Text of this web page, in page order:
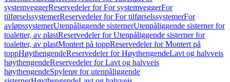
systemveggerReservedeler for For systemveggerFor
tilførselssystemerReservedeler for For tilførselssystemerFor
avløpssystemerUtenpåliggende sisternerUtenpåliggende sisterner for
toaletter, av plastReservedeler for Utenpåliggende sisterner for
toaletter, av plastMontert på toppReservedeler for Montert på
toppHøythengendeReservedeler for HøythengendeLavt og halvveis
høythengendeReservedeler for Lavt og halvveis
høythengendeSpylerør for utenpåliggende